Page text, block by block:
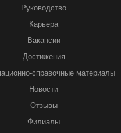
Руководство
Карьера
Вакансии
Достижения
справочные материалы
Новости
Отзывы
Филиалы